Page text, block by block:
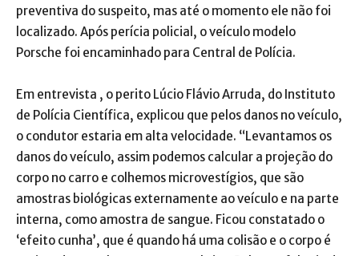
preventiva do suspeito, mas até o momento ele não foi
localizado. Após perícia policial, o veículo modelo
Porsche foi encaminhado para Central de Polícia.
Em entrevista , o perito Lúcio Flávio Arruda, do Instituto
de Polícia Científica, explicou que pelos danos no veículo,
o condutor estaria em alta velocidade. “Levantamos os
danos do veículo, assim podemos calcular a projeção do
corpo no carro e colhemos microvestígios, que são
amostras biológicas externamente ao veículo e na parte
interna, como amostra de sangue. Ficou constatado o
‘efeito cunha’, que é quando há uma colisão e o corpo é